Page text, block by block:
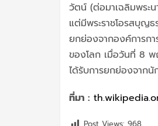
วัตน์ (ต่อมาเฉลิมพระน
แต่มีพระราชโอรสบุญ
ยกย่องจากองค์การก
ของโลก เมื่อวันที่ 8
ได้รับการยกย่องจากนั
ที่มา :